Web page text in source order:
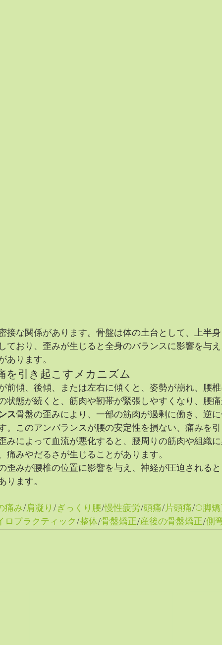
接な関係があります。骨盤は体の土台として、上半
ており、歪みが生じると全身のバランスに影響を与
あります。
を引き起こすメカニズム
前傾、後傾、または左右に傾くと、姿勢が崩れ、腰
状態が続くと、筋肉や靭帯が緊張しやすくなり、腰
ス骨盤の歪みにより、一部の筋肉が過剰に働き、逆
。このアンバランスが腰の安定性を損ない、痛みを
みによって血流が悪化すると、腰周りの筋肉や組織
痛みやだるさが生じることがあります。
歪みが腰椎の位置に影響を与え、神経が圧迫される
ります。
痛み/肩凝り / ぎっくり腰/慢性疲労/頭痛/片頭痛/O脚
ロプラクティック /整体/骨盤矯正/産後の骨盤矯正/側